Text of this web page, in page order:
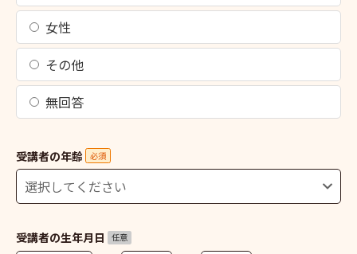
女性
その他
無回答
受講者の年齢 必須
受講者の生年月日 任意